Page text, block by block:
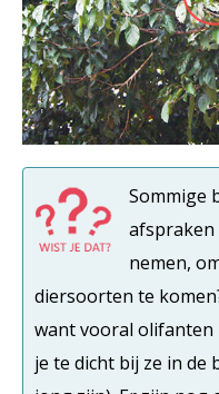
Sommige
afspraken
nemen,
diersoorten te
want vooral olifanten
je te dicht bij ze in de